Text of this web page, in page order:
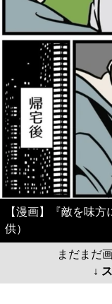
【漫画】『敵を味
供）
まだまだ
↓